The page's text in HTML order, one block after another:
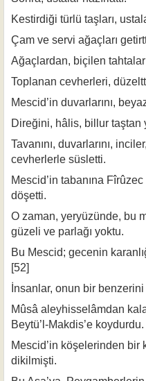
Kestirdiği türlü taşları,
Çam ve servi ağaçları
Ağaçlardan, biçilen
Toplanan cevherleri,
Mescid’in duvarlarını,
Direğini, hâlis, billur taştan
Tavanını, duvarlarını,
cevherlerle süsletti.
Mescid’in tabanına
döşetti.
O zaman, yeryüzünde, bu
güzeli ve parlağı yoktu.
Bu Mescid; gecenin
[52]
İnsanlar, onun bir
Mûsâ aleyhisselâmdan
Beytü’l-Makdis’e koydurdu.
Mescid’in köşelerinden bir
dikilmişti.